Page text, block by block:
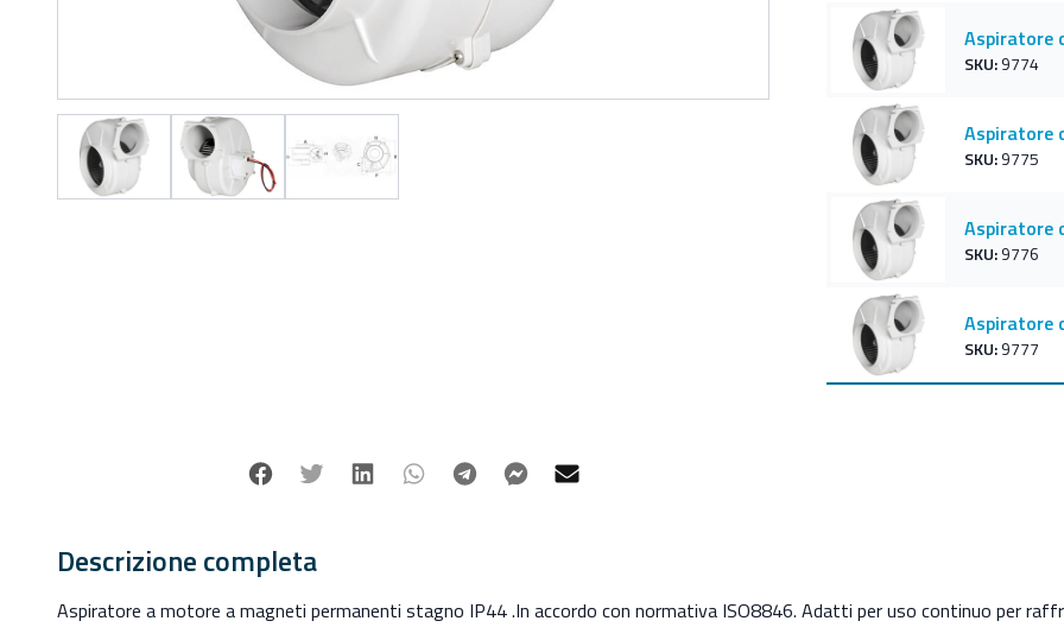
Aspiratore
SKU:9774
Aspiratore
SKU:9775
Aspiratore
SKU:9776
Aspiratore
SKU:9777
Facebook
Twitter LinkedinWhatsappTelegramFacebook Messenger
Descrizione completa
Aspiratore a motore a magneti permanenti stagno IP44 .In accordo con normativa ISO8846. Adatti per uso continuo per